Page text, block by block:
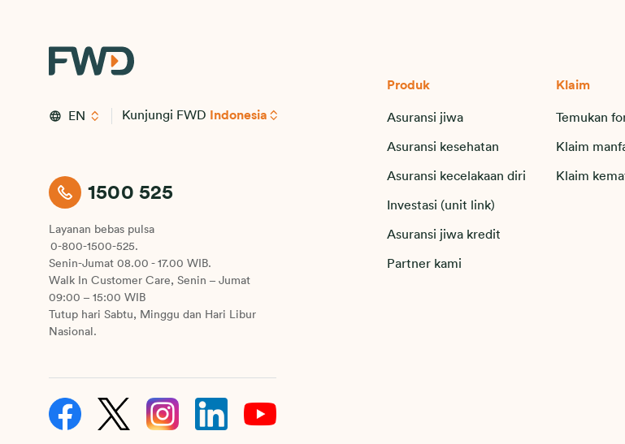
EN Kunjungi FWD Indonesia
1500 525
Layanan bebas pulsa
0-800-1500-525.
Senin-Jumat 08.00 - 17.00 WIB.
Walk In Customer Care, Senin – Jumat
09:00 – 15:00 WIB
Tutup hari Sabtu, Minggu dan Hari Libur
Nasional.
Produk
Asuransi jiwa
Asuransi kesehatan
Asuransi kecelakaan diri
Investasi (unit link)
Asuransi jiwa kredit
Partner kami
Klaim
Temukan
Klaim
Klaim